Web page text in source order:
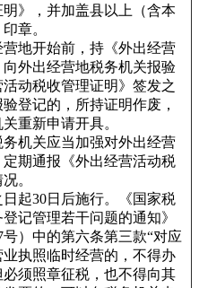
》，并加盖县以上（含本
章。
地开始前，持《外出经营
外出经营地税务机关报验
动税收管理证明》签发之
登记的，所持证明作废，
重新申请开具。
机关应当加强对外出经营
期通报《外出经营活动税
。
起30日后施行。《国家税
记管理若干问题的通知》
号）中的第六条第三款“对应
执照临时经营的，不得办
须照章征税，也不得向其